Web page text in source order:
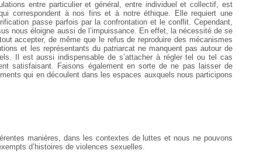
entre particulieret général, entre individuel et collectif, est
correspondent ànos fins et à notre éthique. Elle requiert une
passeparfois par la confrontation et le conflit. Cependant,
nous éloigne aussi de l’impuissance. En effet, la nécessité dese
accepter, de même que le refus de reproduire des mécanismes
et les représentants du patriarcat ne manquent pas autour de
Il est aussi indispensable de s’attacher à régler tel ou tel cas
satisfaisant. Faisons également en sorte de ne pas laisser de
qui en découlent dans les espaces auxquels nous participons
manières, dans les contextes de luttes et nous ne pouvons
d’histoires de violences sexuelles.